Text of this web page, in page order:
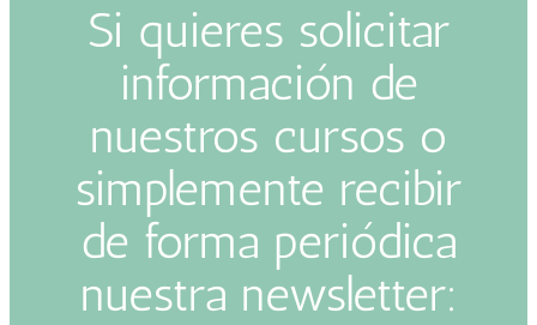
Si quieres solicitar
información de
nuestros cursos o
simplemente recibir
de forma periódica
nuestra newsletter: